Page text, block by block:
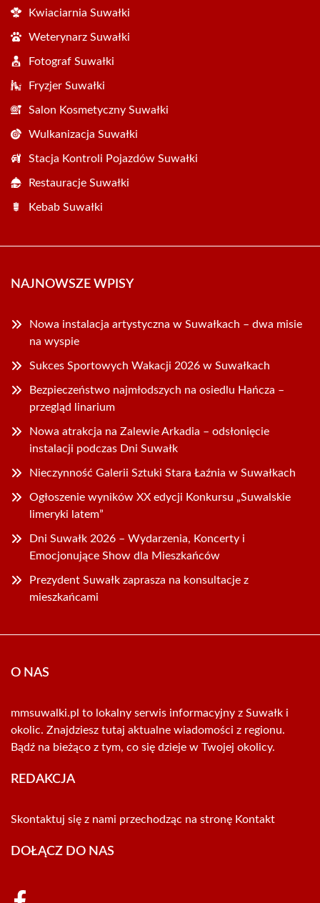
Kwiaciarnia Suwałki
Weterynarz Suwałki
Fotograf Suwałki
Fryzjer Suwałki
Salon Kosmetyczny Suwałki
Wulkanizacja Suwałki
Stacja Kontroli Pojazdów Suwałki
Restauracje Suwałki
Kebab Suwałki
NAJNOWSZE WPISY
Nowa instalacja artystyczna w Suwałkach – dwa misie
na wyspie
Sukces Sportowych Wakacji 2026 w Suwałkach
Bezpieczeństwo najmłodszych na osiedlu Hańcza –
przegląd linarium
Nowa atrakcja na Zalewie Arkadia – odsłonięcie
instalacji podczas Dni Suwałk
Nieczynność Galerii Sztuki Stara Łaźnia w Suwałkach
Ogłoszenie wyników XX edycji Konkursu „Suwalskie
limeryki latem”
Dni Suwałk 2026 – Wydarzenia, Koncerty i
Emocjonujące Show dla Mieszkańców
Prezydent Suwałk zaprasza na konsultacje z
mieszkańcami
O NAS
mmsuwalki.pl to lokalny serwis informacyjny z Suwałk i
okolic. Znajdziesz tutaj aktualne wiadomości z regionu.
Bądź na bieżąco z tym, co się dzieje w Twojej okolicy.
REDAKCJA
Skontaktuj się z nami przechodząc na stronę Kontakt
DOŁĄCZ DO NAS